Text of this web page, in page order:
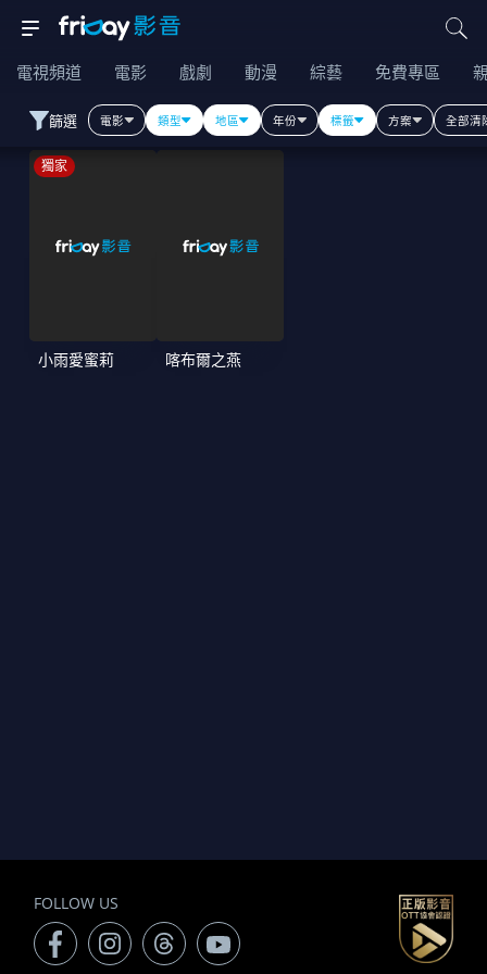
電視頻道 電影 戲劇 動漫 綜藝 免費專區
篩選 電影 類型 地區 年份 標籤 方案 全部清
獨家
小雨愛蜜莉 喀布爾之燕
FOLLOW US